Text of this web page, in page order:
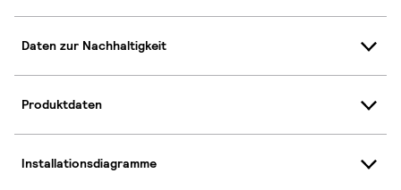
Daten zur Nachhaltigkeit
Produktdaten
Installationsdiagramme